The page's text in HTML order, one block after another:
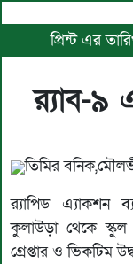
প্রিন্ট এর
র‌্যাব-৯
তিমির
র‌্যাপিড এ্যাকশন
কুলাউড়া থেকে
গ্রেপ্তার ও ভিকটিম